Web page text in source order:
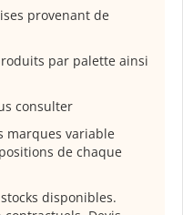
provenant de
par palette ainsi
consulter
marques variable
de chaque
disponibles.